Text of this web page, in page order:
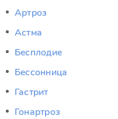
Артроз
Астма
Бесплодие
Бессонница
Гастрит
Гонартроз